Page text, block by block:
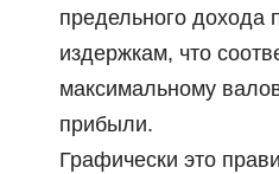
предельного дохода
издержкам, что
максимальному
прибыли.
Графически это